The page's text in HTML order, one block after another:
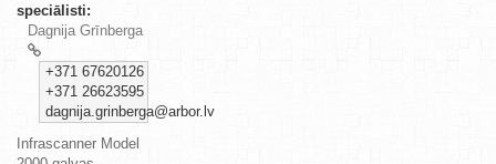
speciālisti:
Dagnija Grīnberga
+371 67620126
+371 26623595
dagnija.grinberga@arbor.lv
Infrascanner Model